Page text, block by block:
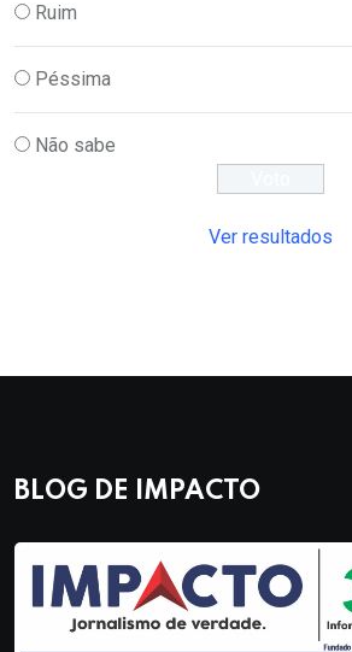
Ruim
Péssima
Não sabe
Ver resultados
BLOG DE IMPACTO